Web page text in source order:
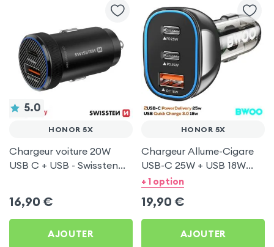
5.0
HONOR 5X
Chargeur voiture 20W
USB C + USB - Swissten
16,90 €
AJOUTER
HONOR 5X
Chargeur Allume-Cigare
USB-C 25W + USB 18W
Bwoo pour Honor 5X
+ 1 option
19,90 €
AJOUTER